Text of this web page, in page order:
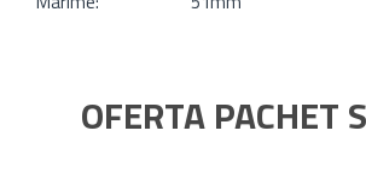
OFERTA PACHET